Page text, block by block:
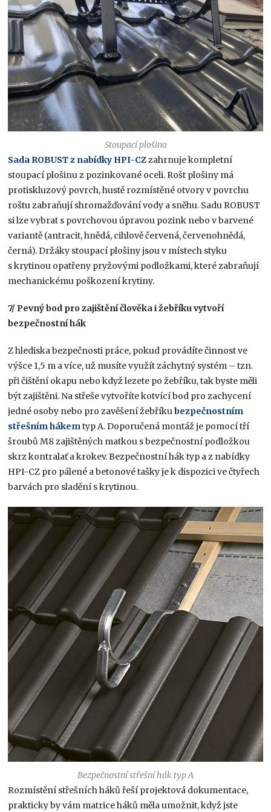
Stoupací plošina
Sada ROBUST z nabídky HPI-CZzahrnuje kompletní
stoupací plošinu z pozinkované oceli. Rošt plošiny má
protiskluzový povrch, hustě rozmístěné otvory v povrchu
roštu zabraňují shromažďování vody a sněhu. Sadu ROBUST
si lze vybrat s povrchovou úpravou pozink nebo v barvené
variantě (antracit, hnědá, cihlově červená, červenohnědá,
černá). Držáky stoupací plošiny jsou v místech styku
s krytinou opatřeny pryžovými podložkami, které zabraňují
mechanickému poškození krytiny.
7/ Pevný bod pro zajištění člověka i žebříku vytvoří
bezpečnostní hák
Z hlediska bezpečnosti práce, pokud provádíte činnost ve
výšce 1,5 m a více, už musíte využít záchytný systém – tzn.
při čištění okapu nebo když lezete po žebříku, tak byste měli
být zajištěni. Na střeše vytvoříte kotvící bod pro zachycení
jedné osoby nebo pro zavěšení žebříkubezpečnostním
střešním hákemtyp A. Doporučená montáž je pomocí tří
šroubů M8 zajištěných matkou s bezpečnostní podložkou
skrz kontralať a krokev. Bezpečnostní hák typ a z nabídky
HPI-CZ pro pálené a betonové tašky je k dispozici ve čtyřech
barvách pro sladění s krytinou.
Bezpečnostní střešní hák typ A
Rozmístění střešních háků řeší projektová dokumentace,
prakticky by vám matrice háků měla umožnit, když jste